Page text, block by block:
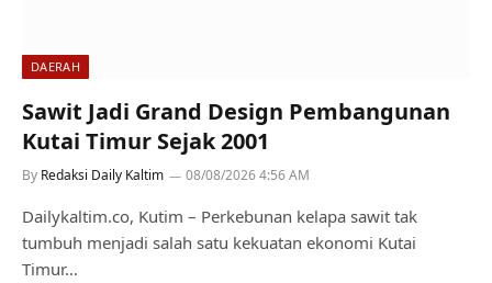
DAERAH
Sawit Jadi Grand Design Pembangunan
Kutai Timur Sejak 2001
By Redaksi Daily Kaltim 08/08/2026 4:56 AM
Dailykaltim.co, Kutim – Perkebunan kelapa sawit tak
tumbuh menjadi salah satu kekuatan ekonomi Kutai
Timur…